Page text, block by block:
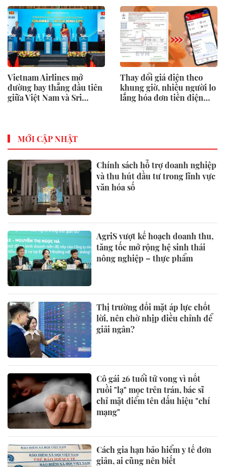
Vietnam Airlines mở
đường bay thẳng đầu tiên
giữa Việt Nam và Sri
Thay đổi giá điện theo
khung giờ, nhiều người lo
lắng hóa đơn tiền điện
MỚI CẬP NHẬT
Chính sách hỗ trợ doanh nghiệp
và thu hút đầu tư trong lĩnh vực
văn hóa số
AgriS vượt kế hoạch doanh thu,
tăng tốc mở rộng hệ sinh thái
nông nghiệp – thực phẩm
Thị trường đối mặt áp lực chốt
lời, nên chờ nhịp điều chỉnh để
giải ngân?
Cô gái 26 tuổi tử vong vì nốt
ruồi "lạ" mọc trên trán, bác sĩ
chỉ mặt điểm tên dấu hiệu "chí
mạng"
Cách gia hạn bảo hiểm y tế đơn
giản, ai cũng nên biết